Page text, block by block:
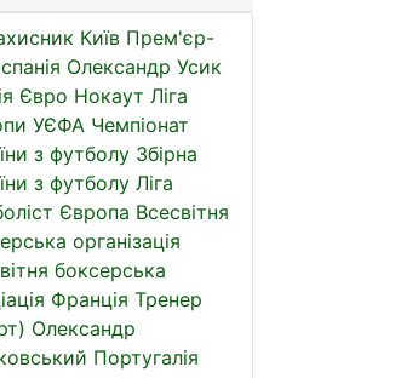
Київ Прем'єр-
Олександр Усик
Євро Нокаут Ліга
УЄФА Чемпіонат
з футболу Збірна
з футболу Ліга
Європа Всесвітня
організація
боксерська
Франція Тренер
Олександр
Португалія